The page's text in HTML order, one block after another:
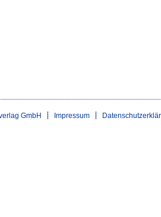
GmbH Impressum